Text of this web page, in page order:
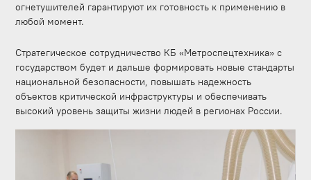
огнетушителей гарантируют их готовность к применению в
любой момент.
Стратегическое сотрудничество КБ «Метроспецтехника» с
государством будет и дальше формировать новые стандарты
национальной безопасности, повышать надежность
объектов критической инфраструктуры и обеспечивать
высокий уровень защиты жизни людей в регионах России.